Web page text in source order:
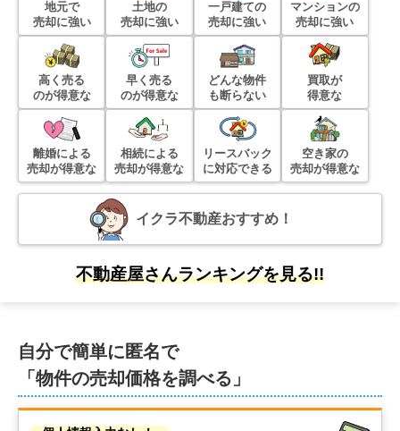
地元で
売却に強い
土地の
売却に強い
一戸建ての
売却に強い
マンションの
売却に強い
高く売る
のが得意な
早く売る
のが得意な
どんな物件
も断らない
買取が
得意な
離婚による
売却が得意な
相続による
売却が得意な
リースバック
に対応できる
空き家の
売却が得意な
イクラ不動産おすすめ！
不動産屋さんランキングを見る!!
自分で簡単に匿名で
「物件の売却価格を調べる」